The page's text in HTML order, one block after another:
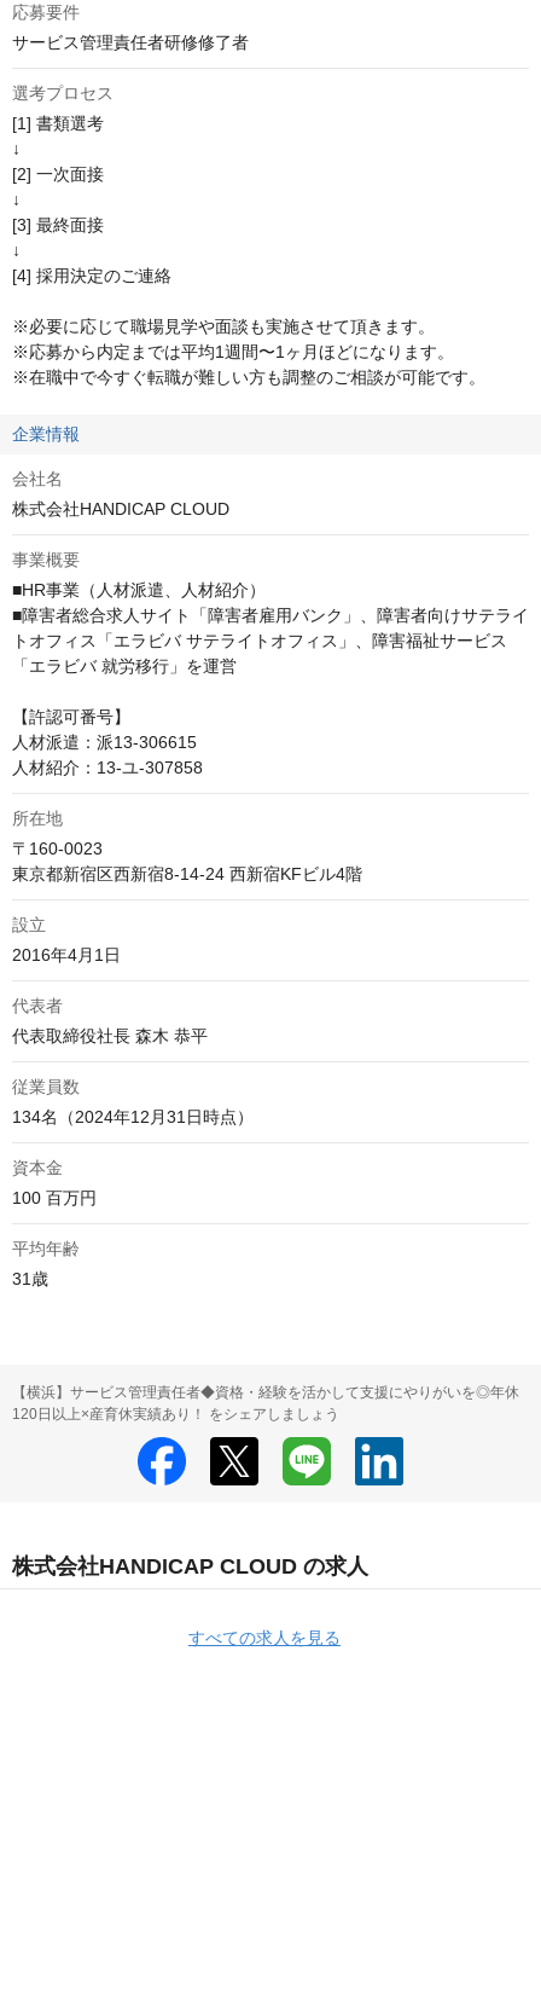
応募要件
サービス管理責任者研修修了者
選考プロセス
[1] 書類選考
↓
[2] 一次面接
↓
[3] 最終面接
↓
[4] 採用決定のご連絡
※必要に応じて職場見学や面談も実施させて頂きます。
※応募から内定までは平均1週間〜1ヶ月ほどになります。
※在職中で今すぐ転職が難しい方も調整のご相談が可能です。
企業情報
会社名
株式会社HANDICAP CLOUD
事業概要
■HR事業（人材派遣、人材紹介）
■障害者総合求人サイト「障害者雇用バンク」、障害者向けサテライ
トオフィス「エラビバ サテライトオフィス」、障害福祉サービス
「エラビバ 就労移行」を運営
【許認可番号】
人材派遣：派13-306615
人材紹介：13-ユ-307858
所在地
〒160-0023
東京都新宿区西新宿8-14-24 西新宿KFビル4階
設立
2016年4月1日
代表者
代表取締役社長 森木 恭平
従業員数
134名（2024年12月31日時点）
資本金
100 百万円
平均年齢
31歳
【横浜】サービス管理責任者◆資格・経験を活かして支援にやりがいを◎年休
120日以上×産育休実績あり！ をシェアしましょう
株式会社HANDICAP CLOUD の求人
すべての求人を見る